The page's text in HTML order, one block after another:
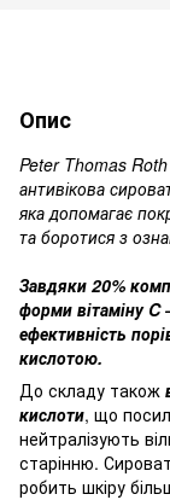
Опис
Peter Thomas
антивікова
яка допомагає
та боротися з
Завдяки 20%
форми вітаміну C
ефективність
кислотою.
До складу також
кислоти, що
нейтралізують
старінню.
робить шкіру